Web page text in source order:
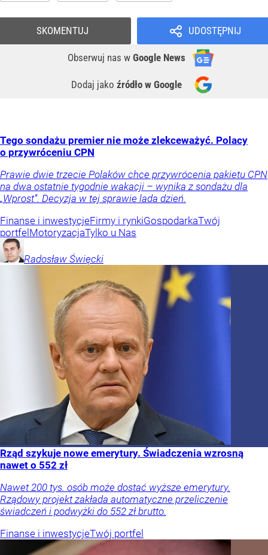
UDOSTĘPNIJ
Obserwuj nas w Google News
Dodaj jako źródło w Google
SKOMENTUJ
Tego sondażu premier nie może zlekceważyć. Polacy
o przywróceniu CPN
Prawie dwie trzecie Polaków chce przywrócenia pakietu CPN
na dwa ostatnie tygodnie wakacji – wynika z sondażu dla
„Wprost”. Decyzja w tej sprawie lada dzień.
Finanse i inwestycjeFirmy i rynkiGospodarkaTwój
portfel MotoryzacjaTylko u Nas
Radosław Święcki
Rząd szykuje nowe emerytury. Świadczenia wzrosną
nawet o 552 zł
Nawet 200 tys. osób może dostać wyższe emerytury.
Rządowy projekt zakłada automatyczne przeliczenie
świadczeń i podwyżki do 552 zł brutto.
Finanse i inwestycjeTwój portfel